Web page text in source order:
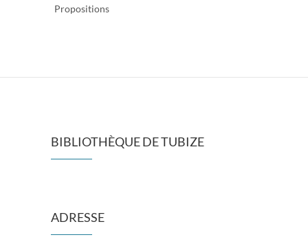
Propositions
BIBLIOTHÈQUE DE TUBIZE
ADRESSE